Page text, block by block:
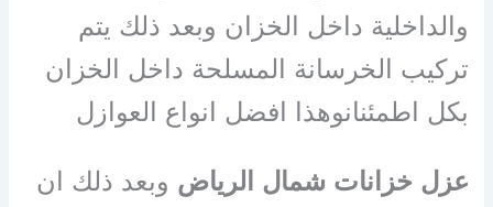
والداخلية داخل الخزان وبعد ذلك يتم
تركيب الخرسانة المسلحة داخل الخزان
بكل اطمئنانوهذا افضل انواع العوازل
عزل خزانات شمال الرياض وبعد ذلك ان